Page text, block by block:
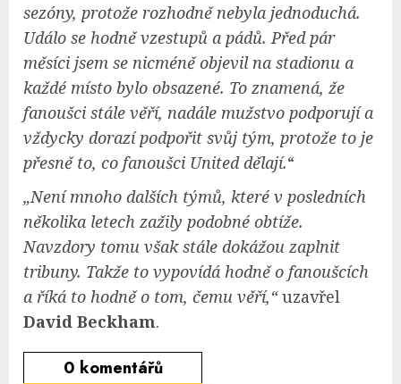
sezóny, protože rozhodně nebyla jednoduchá.
Událo se hodně vzestupů a pádů. Před pár
měsíci jsem se nicméně objevil na stadionu a
každé místo bylo obsazené. To znamená, že
fanoušci stále věří, nadále mužstvo podporují a
vždycky dorazí podpořit svůj tým, protože to je
přesně to, co fanoušci United dělají.“
„Není mnoho dalších týmů, které v posledních
několika letech zažily podobné obtíže.
Navzdory tomu však stále dokážou zaplnit
tribuny. Takže to vypovídá hodně o fanoušcích
a říká to hodně o tom, čemu věří,“uzavřel
David Beckham.
0 komentářů